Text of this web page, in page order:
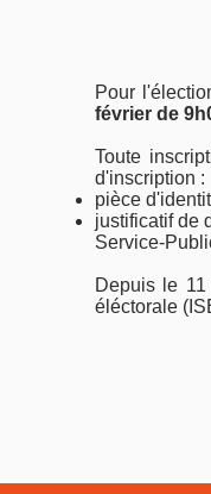
Pour
février de
Toute
d'inscription :
pièce
justificatif de
Service-
Depuis le
éléctorale